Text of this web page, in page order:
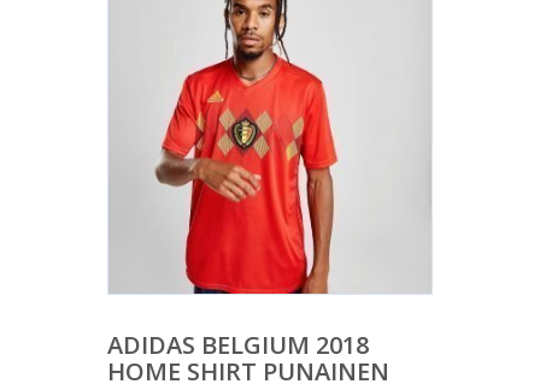
ADIDAS BELGIUM 2018
HOME SHIRT PUNAINEN